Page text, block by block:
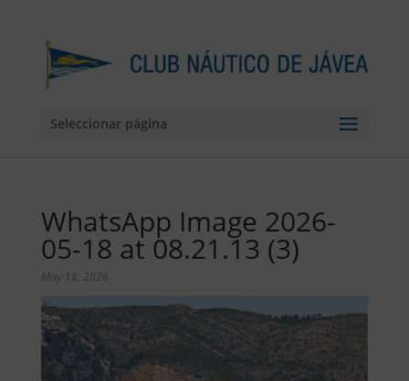
Seleccionar página
WhatsApp Image 2026-
05-18 at 08.21.13 (3)
May 18, 2026